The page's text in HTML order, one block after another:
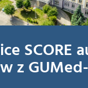
SCORE
z